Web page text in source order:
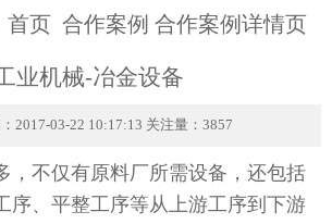
首页 合作案例 合作案例详情页
业机械-冶金设备
2017-03-22 10:17:13 关注量：3857
，不仅有原料厂所需设备，还包括
序、平整工序等从上游工序到下游